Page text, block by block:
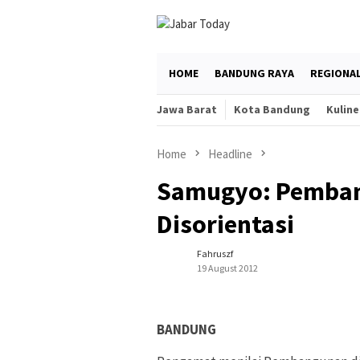
HOME BANDUNG RAYA
Jawa Barat Kota Bandung
Home Headline
Samugyo:
Disorientasi
Fahruszf
19 August 2012
BANDUNG